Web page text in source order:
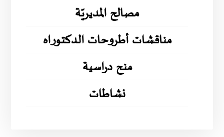
مصالح المديريّة
مناقشات أطروحات الدكتوراه
منح دراسية
نشاطات